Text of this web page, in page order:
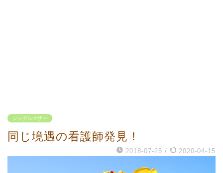
シングルマザー
同じ境遇の看護師発見！
2018-07-25 / 2020-04-15